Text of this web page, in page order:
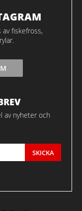
av fiskefross,
av nyheter och
SKICKA